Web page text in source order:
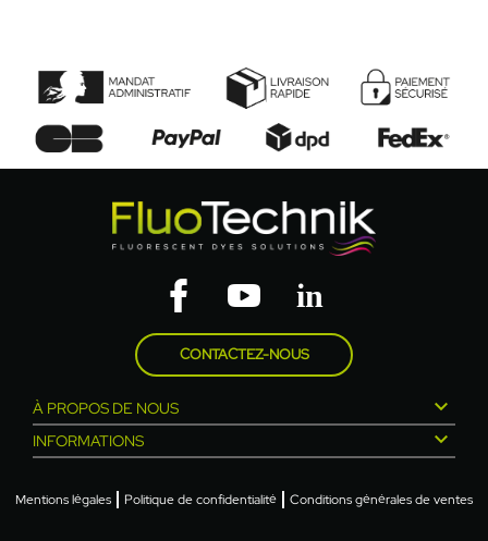
CONTACTEZ-NOUS
À PROPOS DE NOUS 
INFORMATIONS 
Mentions légales Politique de confidentialité Conditions générales de ventes